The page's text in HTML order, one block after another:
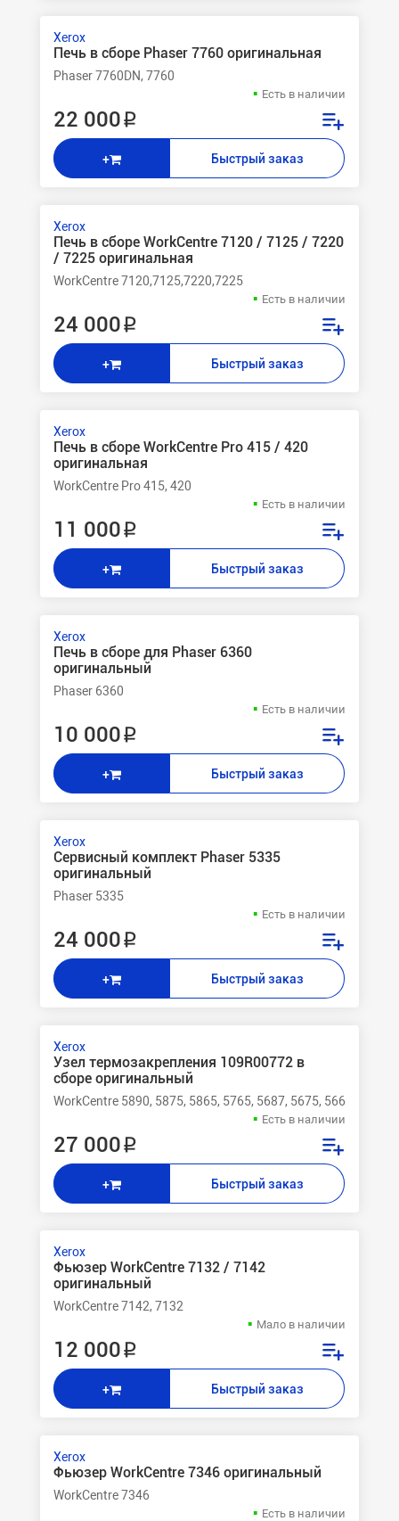
Xerox
Печь в сборе Phaser 7760 оригинальная
Phaser 7760DN, 7760
Есть в наличии
22 000 ₽
+ Быстрый заказ
Xerox
Печь в сборе WorkCentre 7120 / 7125 / 7220
/ 7225 оригинальная
WorkCentre 7120,7125,7220,7225
Есть в наличии
24 000 ₽
+ Быстрый заказ
Xerox
Печь в сборе WorkCentre Pro 415 / 420
оригинальная
WorkCentre Pro 415, 420
Есть в наличии
11 000 ₽
+ Быстрый заказ
Xerox
Печь в сборе для Phaser 6360
оригинальный
Phaser 6360
Есть в наличии
10 000 ₽
+ Быстрый заказ
Xerox
Сервисный комплект Phaser 5335
оригинальный
Phaser 5335
Есть в наличии
24 000 ₽
+ Быстрый заказ
Xerox
Узел термозакрепления 109R00772 в
сборе оригинальный
WorkCentre 5890, 5875, 5865, 5765, 5687, 5675, 5665
Есть в наличии
27 000 ₽
+ Быстрый заказ
Xerox
Фьюзер WorkCentre 7132 / 7142
оригинальный
WorkCentre 7142, 7132
Мало в наличии
12 000 ₽
+ Быстрый заказ
Xerox
Фьюзер WorkCentre 7346 оригинальный
WorkCentre 7346
Есть в наличии